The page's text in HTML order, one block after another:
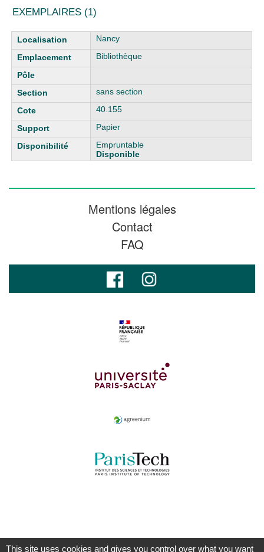
EXEMPLAIRES (1)
Liste des exemplaires
Nancy
Bibliothèque
sans section
40.155
Papier
Empruntable
Disponible
Mentions légales
Contact
FAQ
This site uses cookies and gives you control over what you want